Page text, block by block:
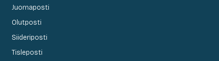
Juomaposti
Olutposti
Siideriposti
Tisleposti